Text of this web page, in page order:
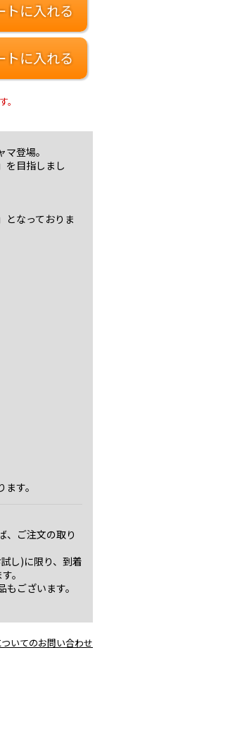
トに入れる
トに入れる
登場。
を目指しまし
となっておりま
す。
、ご注文の取り
し)に限り、到着
。
ございます。
いてのお問い合わせ